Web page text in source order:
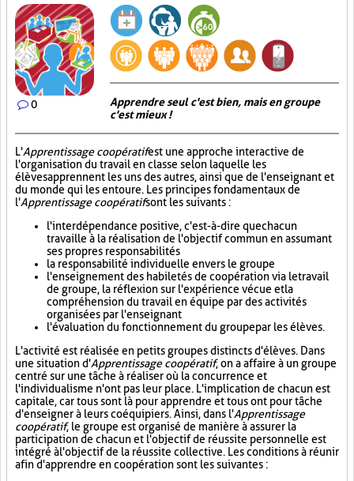
0
Apprendre seul c'est bien, mais en groupe
c'est mieux !
L'Apprentissage coopératifest une approche interactive de
l'organisation du travail en classe selon laquelle les
élèves apprennent les uns des autres, ainsi que de l'enseignant et
du monde qui les entoure. Les principes fondamentaux de
l'Apprentissage coopératifsont les suivants :
l'interdépendance positive, c'est-à-dire que chacun
travaille à la réalisation de l'objectif commun en assumant
ses propres responsabilités
la responsabilité individuelle envers le groupe
l'enseignement des habiletés de coopération via le travail
de groupe, la réflexion sur l'expérience vécue et la
compréhension du travail en équipe par des activités
organisées par l'enseignant
l'évaluation du fonctionnement du groupe par les élèves.
L'activité est réalisée en petits groupes distincts d'élèves. Dans
une situation d'Apprentissage coopératif, on a affaire à un groupe
centré sur une tâche à réaliser où la concurrence et
l'individualisme n'ont pas leur place. L'implication de chacun est
capitale, car tous sont là pour apprendre et tous ont pour tâche
d'enseigner à leurs coéquipiers. Ainsi, dans l'Apprentissage
coopératif, le groupe est organisé de manière à assurer la
participation de chacun et l'objectif de réussite personnelle est
intégré à l'objectif de la réussite collective. Les conditions à réunir
afin d'apprendre en coopération sont les suivantes :